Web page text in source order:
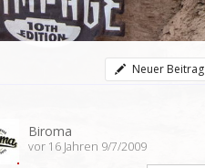
Neuer Beitrag
Biroma
vor 16 Jahren 9/7/2009